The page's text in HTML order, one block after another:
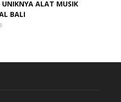
UNIKNYA ALAT MUSIK
BALI